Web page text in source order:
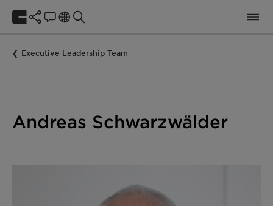
Executive Leadership Team
Andreas Schwarzwälder